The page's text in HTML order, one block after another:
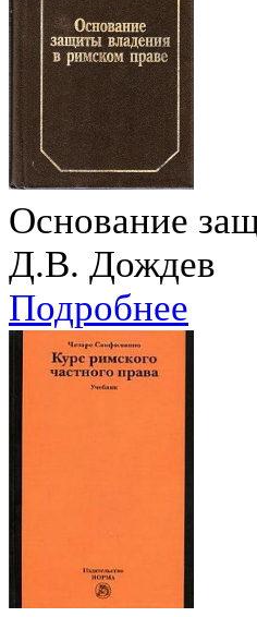
Основание
Д.В. Дождев
Подробнее